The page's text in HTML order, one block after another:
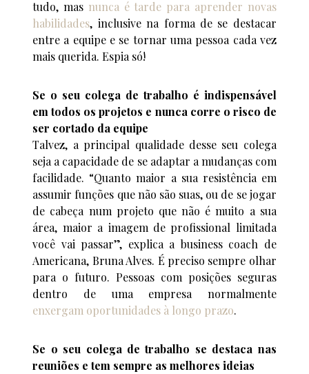
tudo, mas nunca é tarde para aprender novas
habilidades, inclusive na forma de se destacar
entre a equipe e se tornar uma pessoa cada vez
mais querida. Espia só!
Se o seu colega de trabalho é indispensável
em todos os projetos e nunca corre o risco de
ser cortado da equipe
Talvez, a principal qualidade desse seu colega
seja a capacidade de se adaptar a mudanças com
facilidade. “Quanto maior a sua resistência em
assumir funções que não são suas, ou de se jogar
de cabeça num projeto que não é muito a sua
área, maior a imagem de profissional limitada
você vai passar”, explica a business coach de
Americana, Bruna Alves. É preciso sempre olhar
para o futuro. Pessoas com posições seguras
dentro de uma empresa normalmente
enxergam oportunidades à longo prazo.
Se o seu colega de trabalho se destaca nas
reuniões e tem sempre as melhores ideias